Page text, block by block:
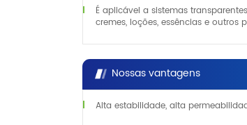
É aplicável a sistemas
cremes, loções, essências e outros
Nossas vantagens
Alta estabilidade, alta